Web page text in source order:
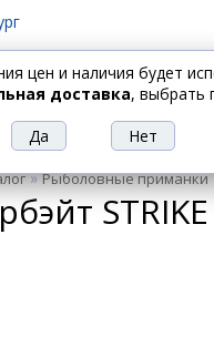
цен и наличия будет
доставка, выбрать
СПИННИНГИ
»Рыболовные приманки